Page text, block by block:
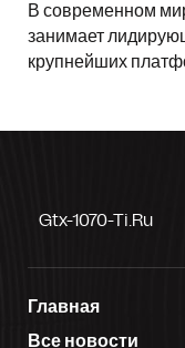
В современном
занимает
крупнейших
Gtx-1070-Ti.ru
Главная
Все новости